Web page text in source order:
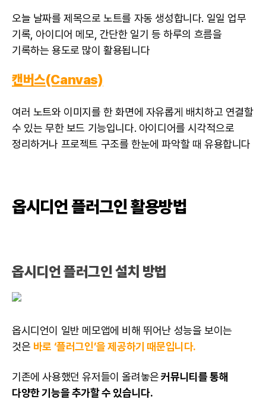
오늘 날짜를 제목으로 노트를 자동 생성합니다. 일일 업무
기록, 아이디어 메모, 간단한 일기 등 하루의 흐름을
기록하는 용도로 많이 활용됩니다
캔버스(Canvas)
여러 노트와 이미지를 한 화면에 자유롭게 배치하고 연결할
수 있는 무한 보드 기능입니다. 아이디어를 시각적으로
정리하거나 프로젝트 구조를 한눈에 파악할 때 유용합니다
옵시디언 플러그인 활용방법
옵시디언 플러그인 설치 방법
옵시디언이 일반 메모앱에 비해 뛰어난 성능을 보이는
것은 바로 ‘플러그인’을 제공하기 때문입니다.
기존에 사용했던 유저들이 올려놓은커뮤니티를 통해
다양한 기능을 추가할 수 있습니다.